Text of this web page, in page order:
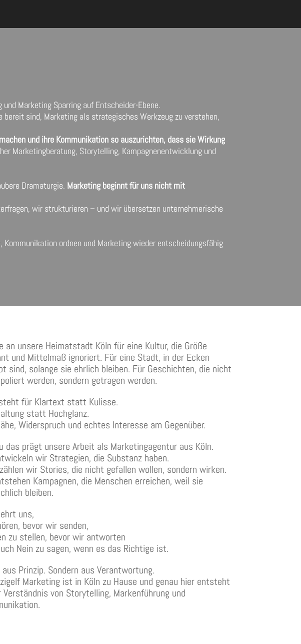
Marketing Sparring auf Entscheider-Ebene.
sind, Marketing als strategisches Werkzeug zu verstehen,
und ihre Kommunikation so auszurichten, dass sie Wirkung
Marketingberatung, Storytelling, Kampagnenentwicklung und
Dramaturgie. Marketing beginnt für uns nicht mit
wir strukturieren – und wir übersetzen unternehmerische
ordnen und Marketing wieder entscheidungsfähig
an unsere Heimatstadt Köln für eine Kultur, die Größe
und Mittelmaß ignoriert. Für eine Stadt, in der Ecken
sind, solange sie ehrlich bleiben. Für Geschichten, die nicht
werden, sondern getragen werden.
für Klartext statt Kulisse.
statt Hochglanz.
Widerspruch und echtes Interesse am Gegenüber.
das prägt unsere Arbeit als Marketingagentur aus Köln.
wir Strategien, die Substanz haben.
wir Stories, die nicht gefallen wollen, sondern wirken.
Kampagnen, die Menschen erreichen, weil sie
bleiben.
uns,
bevor wir senden,
zu stellen, bevor wir antworten
Nein zu sagen, wenn es das Richtige ist.
Prinzip. Sondern aus Verantwortung.
Marketing ist in Köln zu Hause und genau hier entsteht
Verständnis von Storytelling, Markenführung und